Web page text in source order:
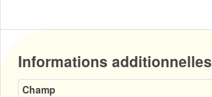
Informations additionnelles
Champ